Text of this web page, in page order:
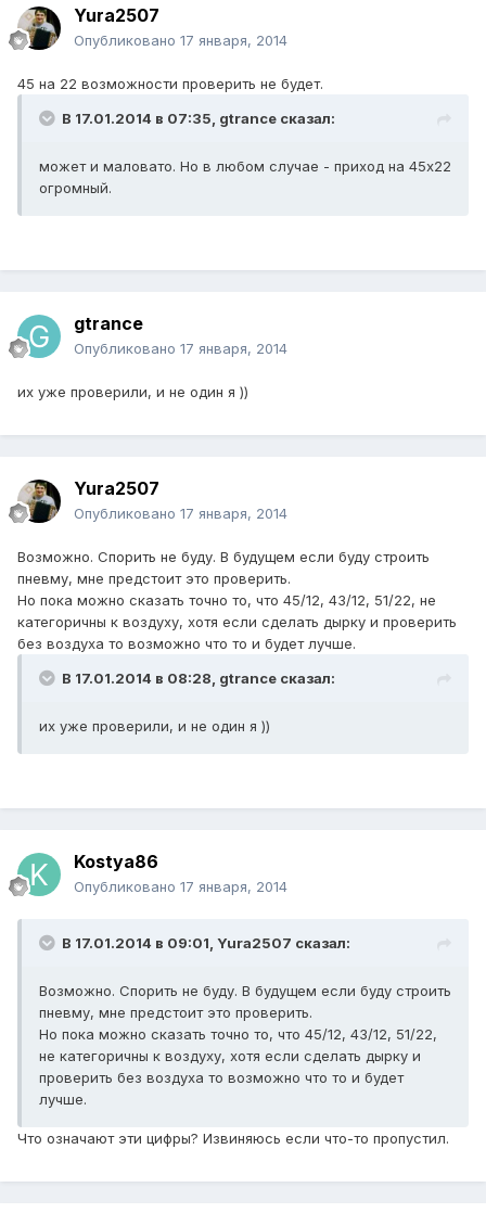
Yura2507
Опубликовано 17 января, 2014
45 на 22 возможности проверить не будет.
В 17.01.2014 в 07:35, gtrance сказал:
может и маловато. Но в любом случае - приход на 45х22
огромный.
gtrance
Опубликовано 17 января, 2014
их уже проверили, и не один я ))
Yura2507
Опубликовано 17 января, 2014
Возможно. Спорить не буду. В будущем если буду строить
пневму, мне предстоит это проверить.
Но пока можно сказать точно то, что 45/12, 43/12, 51/22, не
категоричны к воздуху, хотя если сделать дырку и проверить
без воздуха то возможно что то и будет лучше.
В 17.01.2014 в 08:28, gtrance сказал:
их уже проверили, и не один я ))
Kostya86
Опубликовано 17 января, 2014
В 17.01.2014 в 09:01, Yura2507 сказал:
Возможно. Спорить не буду. В будущем если буду строить
пневму, мне предстоит это проверить.
Но пока можно сказать точно то, что 45/12, 43/12, 51/22,
не категоричны к воздуху, хотя если сделать дырку и
проверить без воздуха то возможно что то и будет
лучше.
Что означают эти цифры? Извиняюсь если что-то пропустил.